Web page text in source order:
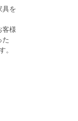
具を
客様
た
。